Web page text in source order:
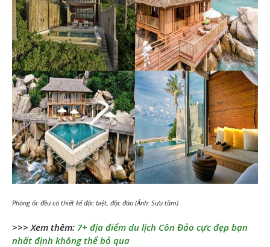
Phòng ốc đều có thiết kế đặc biệt, độc đáo (Ảnh: Sưu tầm)
>>> Xem thêm: 7+ địa điểm du lịch Côn Đảo cực đẹp bạn
nhất định không thể bỏ qua